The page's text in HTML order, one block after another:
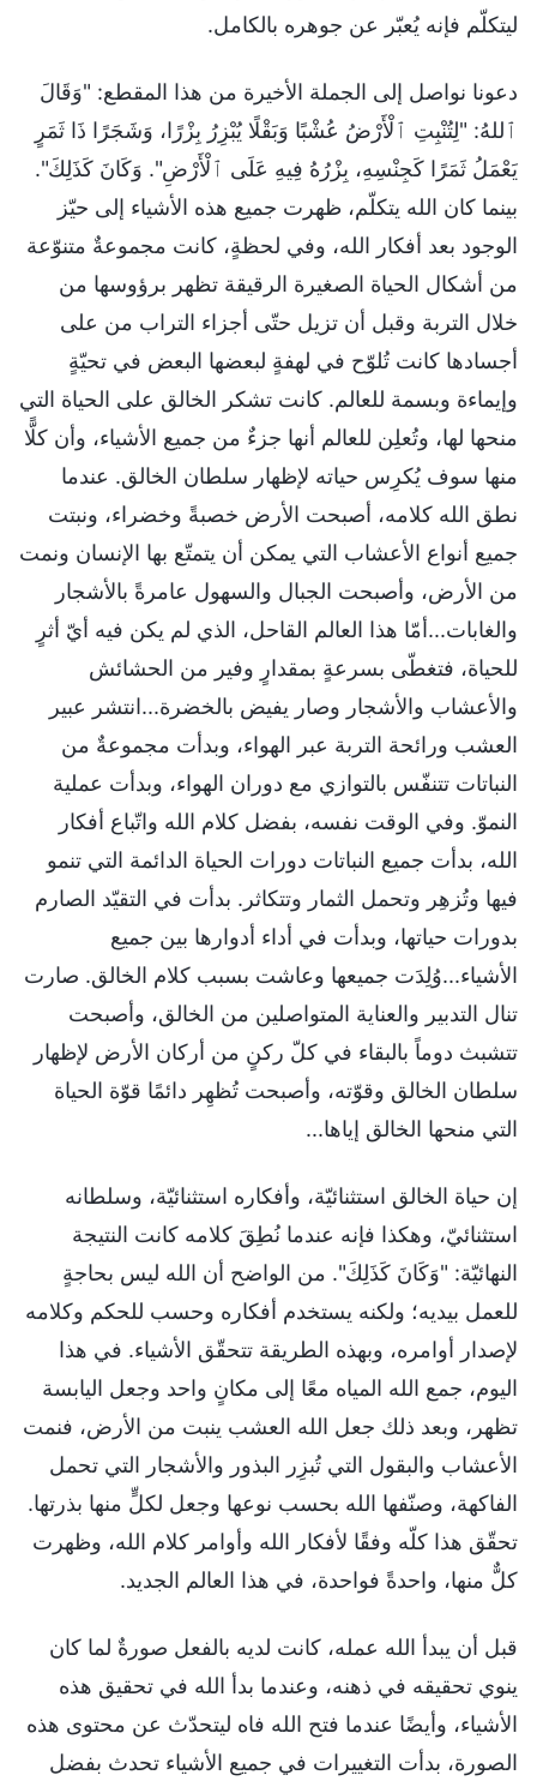
ليتكلّم فإنه يُعبّر عن جوهره بالكامل.
دعونا نواصل إلى الجملة الأخيرة من هذا المقطع: "وَقَالَ
ٱللهُ: "لِتُنْبِتِ ٱلْأَرْضُ عُشْبًا وَبَقْلًا يُبْزِرُ بِزْرًا، وَشَجَرًا ذَا ثَمَرٍ
يَعْمَلُ ثَمَرًا كَجِنْسِهِ، بِزْرُهُ فِيهِ عَلَى ٱلْأَرْضِ". وَكَانَ كَذَلِكَ".
بينما كان الله يتكلّم، ظهرت جميع هذه الأشياء إلى حيّز
الوجود بعد أفكار الله، وفي لحظةٍ، كانت مجموعةٌ متنوّعة
من أشكال الحياة الصغيرة الرقيقة تظهر برؤوسها من
خلال التربة وقبل أن تزيل حتّى أجزاء التراب من على
أجسادها كانت تُلوّح في لهفةٍ لبعضها البعض في تحيّةٍ
وإيماءة وبسمة للعالم. كانت تشكر الخالق على الحياة التي
منحها لها، وتُعلِن للعالم أنها جزءٌ من جميع الأشياء، وأن كلًّا
منها سوف يُكرِس حياته لإظهار سلطان الخالق. عندما
نطق الله كلامه، أصبحت الأرض خصبةً وخضراء، ونبتت
جميع أنواع الأعشاب التي يمكن أن يتمتّع بها الإنسان ونمت
من الأرض، وأصبحت الجبال والسهول عامرةً بالأشجار
والغابات...أمّا هذا العالم القاحل، الذي لم يكن فيه أيّ أثرٍ
للحياة، فتغطّى بسرعةٍ بمقدارٍ وفير من الحشائش
والأعشاب والأشجار وصار يفيض بالخضرة...انتشر عبير
العشب ورائحة التربة عبر الهواء، وبدأت مجموعةٌ من
النباتات تتنفّس بالتوازي مع دوران الهواء، وبدأت عملية
النموّ. وفي الوقت نفسه، بفضل كلام الله واتّباع أفكار
الله، بدأت جميع النباتات دورات الحياة الدائمة التي تنمو
فيها وتُزهِر وتحمل الثمار وتتكاثر. بدأت في التقيّد الصارم
بدورات حياتها، وبدأت في أداء أدوارها بين جميع
الأشياء...وُلِدَت جميعها وعاشت بسبب كلام الخالق. صارت
تنال التدبير والعناية المتواصلين من الخالق، وأصبحت
تتشبث دوماً بالبقاء في كلّ ركنٍ من أركان الأرض لإظهار
سلطان الخالق وقوّته، وأصبحت تُظهِر دائمًا قوّة الحياة
التي منحها الخالق إياها...
إن حياة الخالق استثنائيّة، وأفكاره استثنائيّة، وسلطانه
استثنائيّ، وهكذا فإنه عندما نُطِقَ كلامه كانت النتيجة
النهائيّة: "وَكَانَ كَذَلِكَ". من الواضح أن الله ليس بحاجةٍ
للعمل بيديه؛ ولكنه يستخدم أفكاره وحسب للحكم وكلامه
لإصدار أوامره، وبهذه الطريقة تتحقّق الأشياء. في هذا
اليوم، جمع الله المياه معًا إلى مكانٍ واحد وجعل اليابسة
تظهر، وبعد ذلك جعل الله العشب ينبت من الأرض، فنمت
الأعشاب والبقول التي تُبزِر البذور والأشجار التي تحمل
الفاكهة، وصنّفها الله بحسب نوعها وجعل لكلٍّ منها بذرتها.
تحقّق هذا كلّه وفقًا لأفكار الله وأوامر كلام الله، وظهرت
كلٌّ منها، واحدةً فواحدة، في هذا العالم الجديد.
قبل أن يبدأ الله عمله، كانت لديه بالفعل صورةٌ لما كان
ينوي تحقيقه في ذهنه، وعندما بدأ الله في تحقيق هذه
الأشياء، وأيضًا عندما فتح الله فاه ليتحدّث عن محتوى هذه
الصورة، بدأت التغييرات في جميع الأشياء تحدث بفضل